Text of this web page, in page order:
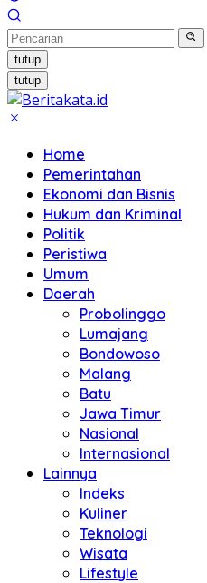
tutup
tutup
Home
Pemerintahan
Ekonomi dan Bisnis
Hukum dan Kriminal
Politik
Peristiwa
Umum
Daerah
Probolinggo
Lumajang
Bondowoso
Malang
Batu
Jawa Timur
Nasional
Internasional
Lainnya
Indeks
Kuliner
Teknologi
Wisata
Lifestyle